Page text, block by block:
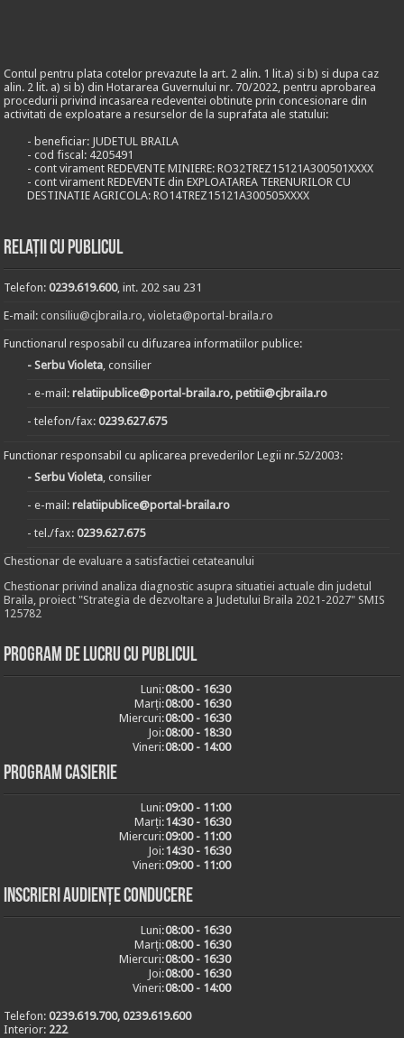
Contul pentru plata cotelor prevazute la art. 2 alin. 1 lit.a) si b) si dupa caz
alin. 2 lit. a) si b) din Hotararea Guvernului nr. 70/2022, pentru aprobarea
procedurii privind incasarea redeventei obtinute prin concesionare din
activitati de exploatare a resurselor de la suprafata ale statului:
- beneficiar: JUDETUL BRAILA
- cod fiscal: 4205491
- cont virament REDEVENTE MINIERE: RO32TREZ15121A300501XXXX
- cont virament REDEVENTE din EXPLOATAREA TERENURILOR CU
DESTINATIE AGRICOLA: RO14TREZ15121A300505XXXX
Relații cu publicul
Telefon:0239.619.600, int. 202 sau 231
E-mail:consiliu@cjbraila.ro,violeta@portal-braila.ro
Functionarul resposabil cu difuzarea informatiilor publice:
- Serbu Violeta, consilier
- e-mail:relatiipublice@portal-braila.ro, petitii@cjbraila.ro
- telefon/fax:0239.627.675
Functionar responsabil cu aplicarea prevederilor Legii nr.52/2003:
- Serbu Violeta, consilier
- e-mail:relatiipublice@portal-braila.ro
- tel./fax:0239.627.675
Chestionar de evaluare a satisfactiei cetateanului
Chestionar privind analiza diagnostic asupra situatiei actuale din judetul
Braila, proiect "Strategia de dezvoltare a Judetului Braila 2021-2027" SMIS
125782
Program de lucru cu publicul
Luni:08:00 - 16:30
Marți:08:00 - 16:30
Miercuri:08:00 - 16:30
Joi:08:00 - 18:30
Vineri:08:00 - 14:00
Program casierie
Luni:09:00 - 11:00
Marți:14:30 - 16:30
Miercuri:09:00 - 11:00
Joi:14:30 - 16:30
Vineri:09:00 - 11:00
Inscrieri audiențe conducere
Luni:08:00 - 16:30
Marți:08:00 - 16:30
Miercuri:08:00 - 16:30
Joi:08:00 - 16:30
Vineri:08:00 - 14:00
Telefon:0239.619.700, 0239.619.600
Interior: 222